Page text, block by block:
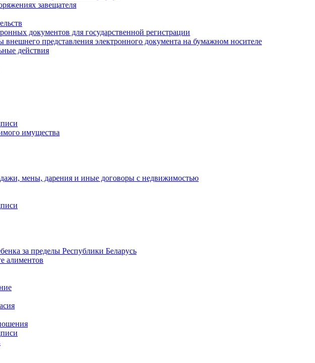
завещателя
документов для государственной регистрации
внешнего представления электронного документа на бумажном носителе
действия
имущества
мены, дарения и иные договоры с недвижимостью
за пределы Республики Беларусь
алиментов